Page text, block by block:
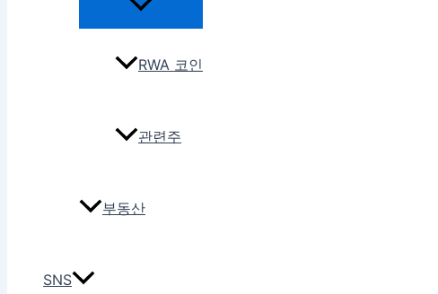
RWA 코인
관련주
부동산
SNS